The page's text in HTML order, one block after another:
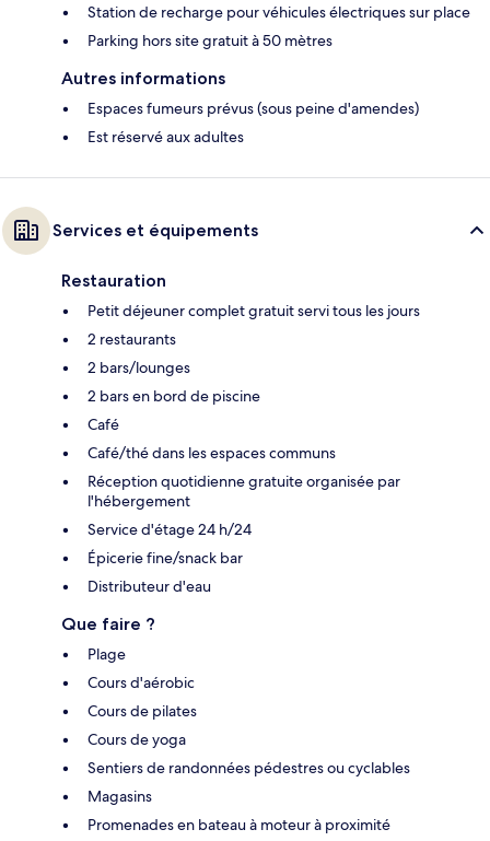
Station de recharge pour véhicules électriques sur place
Parking hors site gratuit à 50 mètres
Autres informations
Espaces fumeurs prévus (sous peine d'amendes)
Est réservé aux adultes
Services et équipements
Restauration
Petit déjeuner complet gratuit servi tous les jours
2 restaurants
2 bars/lounges
2 bars en bord de piscine
Café
Café/thé dans les espaces communs
Réception quotidienne gratuite organisée par
l'hébergement
Service d'étage 24 h/24
Épicerie fine/snack bar
Distributeur d'eau
Que faire ?
Plage
Cours d'aérobic
Cours de pilates
Cours de yoga
Sentiers de randonnées pédestres ou cyclables
Magasins
Promenades en bateau à moteur à proximité